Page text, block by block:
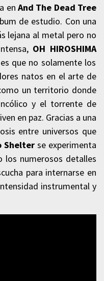
en And The Dead Tree
de estudio. Con una
lejana al metal pero no
OH HIROSHIMA
que no solamente los
natos en el arte de
un territorio donde
y el torrente de
en paz. Gracias a una
entre universos que
Shelter se experimenta
los numerosos detalles
para internarse en
instrumental y